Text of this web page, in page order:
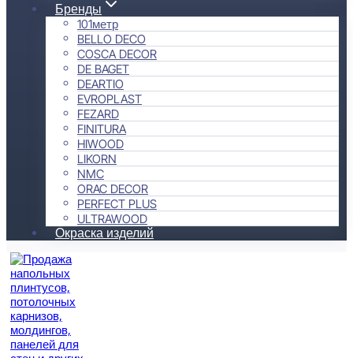
Бренды
101метр
BELLO DECO
COSCA DECOR
DE BAGET
DEARTIO
EVROPLAST
FEZARD
FINITURA
HIWOOD
LIKORN
NMC
ORAC DECOR
PERFECT PLUS
ULTRAWOOD
Окраска изделий